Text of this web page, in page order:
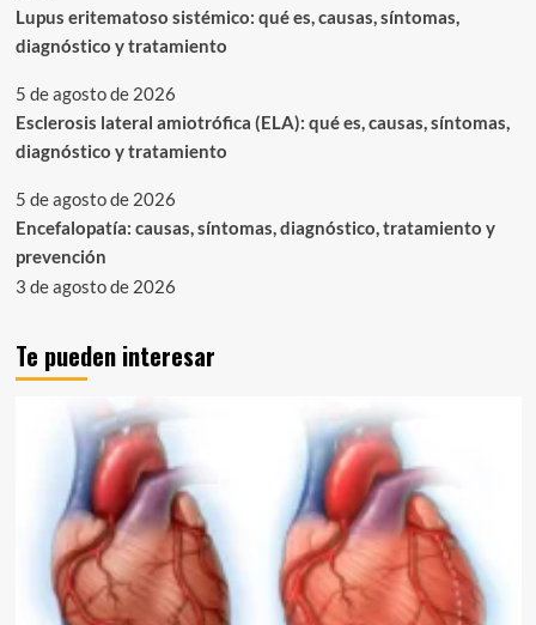
Lupus eritematoso sistémico: qué es, causas, síntomas,
diagnóstico y tratamiento
5 de agosto de 2026
Esclerosis lateral amiotrófica (ELA): qué es, causas, síntomas,
diagnóstico y tratamiento
5 de agosto de 2026
Encefalopatía: causas, síntomas, diagnóstico, tratamiento y
prevención
3 de agosto de 2026
Te pueden interesar